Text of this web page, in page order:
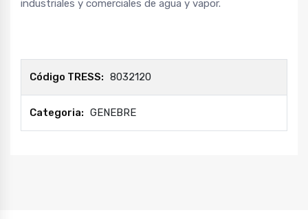
industriales y comerciales de agua y vapor.
Código TRESS: 8032120
Categoria: GENEBRE